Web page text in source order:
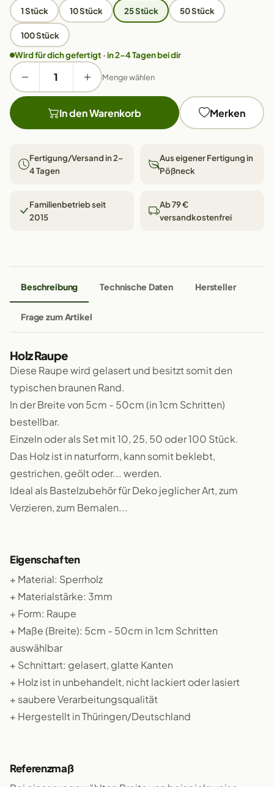
1 Stück 10 Stück 25 Stück 50 Stück
100 Stück
Wird für dich gefertigt · in 2–4 Tagen bei dir
Menge wählen
In den Warenkorb Merken
Fertigung/Versand in 2–
4 Tagen
Aus eigener Fertigung in
Pößneck
Familienbetrieb seit
2015
Ab 79 €
versandkostenfrei
Beschreibung Technische Daten Hersteller
Frage zum Artikel
Holz Raupe
Diese Raupe wird gelasert und besitzt somit den
typischen braunen Rand.
In der Breite von 5cm - 50cm (in 1cm Schritten)
bestellbar.
Einzeln oder als Set mit 10, 25, 50 oder 100 Stück.
Das Holz ist in naturform, kann somit beklebt,
gestrichen, geölt oder... werden.
Ideal als Bastelzubehör für Deko jeglicher Art, zum
Verzieren, zum Bemalen...
Eigenschaften
+ Material: Sperrholz
+ Materialstärke: 3mm
+ Form: Raupe
+ Maße (Breite): 5cm - 50cm in 1cm Schritten
auswählbar
+ Schnittart: gelasert, glatte Kanten
+ Holz ist in unbehandelt, nicht lackiert oder lasiert
+ saubere Verarbeitungsqualität
+ Hergestellt in Thüringen/Deutschland
Referenzmaß